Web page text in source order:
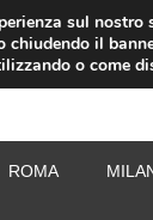
ROMA
sul nostro
il
o come